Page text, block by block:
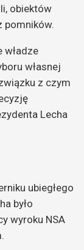
obiektów
pomników.
władze
własnej
z czym
Lecha
ubiegłego
było
wyroku NSA